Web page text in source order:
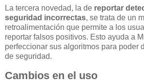
La tercera novedad, la de reportar
seguridad incorrectas, se trata de un
retroalimentación que permite a los
reportar falsos positivos. Esto ayuda a
perfeccionar sus algoritmos para poder
de seguridad.
Cambios en el uso